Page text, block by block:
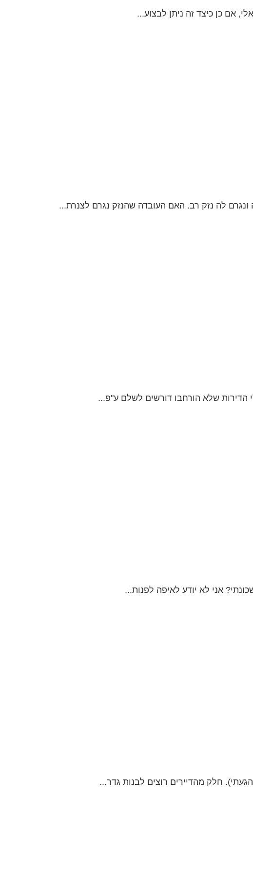
לה נזק רב. האם העובדה שהנזק נגרם לצנרת...
אני לא יודע לאיפה לפנות...